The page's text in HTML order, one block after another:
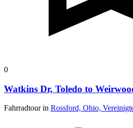
0
Watkins Dr, Toledo to
Fahrradtour in Rossford, Ohio,